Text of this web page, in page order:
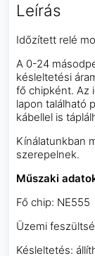
Leírás
Időzített relé
A 0-24
késleltetési
fő chipként. Az
lapon található
kábellel is
Kínálatunkban
szerepelnek.
Műszaki
Fő chip: NE555
Üzemi
Késleltetés: